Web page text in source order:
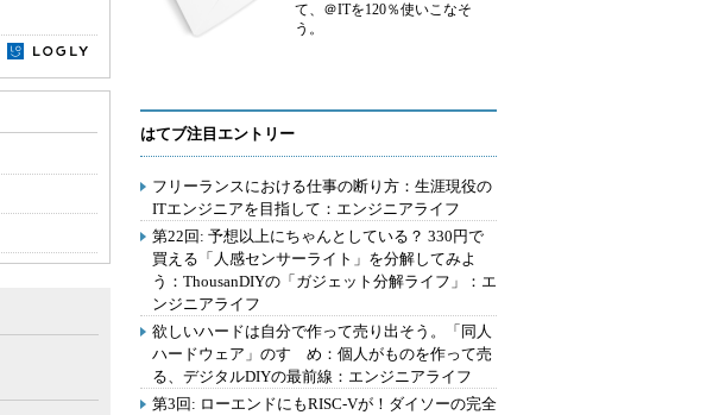
て、＠ITを120％使いこなそ
う。
はてブ注目エントリー
フリーランスにおける仕事の断り方：生涯現役の
ITエンジニアを目指して：エンジニアライフ
第22回: 予想以上にちゃんとしている？ 330円で
買える「人感センサーライト」を分解してみよ
う：ThousanDIYの「ガジェット分解ライフ」：エ
ンジニアライフ
欲しいハードは自分で作って売り出そう。「同人
ハードウェア」のすゝめ：個人がものを作って売
る、デジタルDIYの最前線：エンジニアライフ
第3回: ローエンドにもRISC-Vが！ダイソーの完全